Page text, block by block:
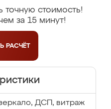
точную стоимость!
за 15 минут!
РАСЧЁТ
ДСП, витраж